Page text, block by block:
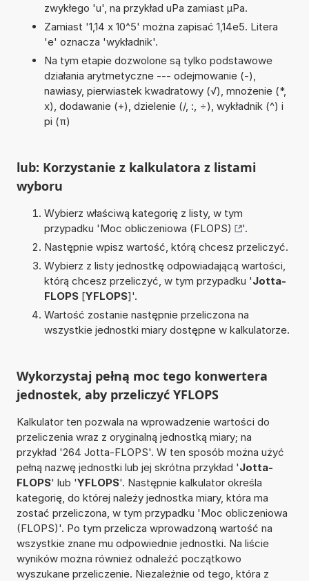
zwykłego 'u', na przykład uPa zamiast µPa.
Zamiast '1,14 x 10^5' można zapisać 1,14e5. Litera
'e' oznacza 'wykładnik'.
Na tym etapie dozwolone są tylko podstawowe
działania arytmetyczne --- odejmowanie (-),
nawiasy, pierwiastek kwadratowy (√), mnożenie (*,
x), dodawanie (+), dzielenie (/, :, ÷), wykładnik (^) i
pi (π)
lub: Korzystanie z kalkulatora z listami
wyboru
Wybierz właściwą kategorię z listy, w tym
przypadku 'Moc obliczeniowa (FLOPS)
'.
Następnie wpisz wartość, którą chcesz przeliczyć.
Wybierz z listy jednostkę odpowiadającą wartości,
którą chcesz przeliczyć, w tym przypadku 'Jotta-
FLOPS[YFLOPS]'.
Wartość zostanie następnie przeliczona na
wszystkie jednostki miary dostępne w kalkulatorze.
Wykorzystaj pełną moc tego konwertera
jednostek, aby przeliczyć YFLOPS
Kalkulator ten pozwala na wprowadzenie wartości do
przeliczenia wraz z oryginalną jednostką miary; na
przykład '264 Jotta-FLOPS'. W ten sposób można użyć
pełną nazwę jednostki lub jej skrótna przykład 'Jotta-
FLOPS' lub 'YFLOPS'. Następnie kalkulator określa
kategorię, do której należy jednostka miary, która ma
zostać przeliczona, w tym przypadku 'Moc obliczeniowa
(FLOPS)'. Po tym przelicza wprowadzoną wartość na
wszystkie znane mu odpowiednie jednostki. Na liście
wyników można również odnaleźć początkowo
wyszukane przeliczenie. Niezależnie od tego, która z